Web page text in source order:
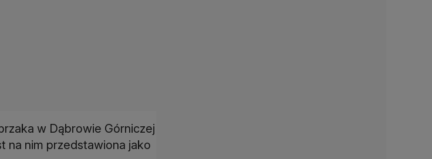
w Dąbrowie Górniczej
na nim przedstawiona jako